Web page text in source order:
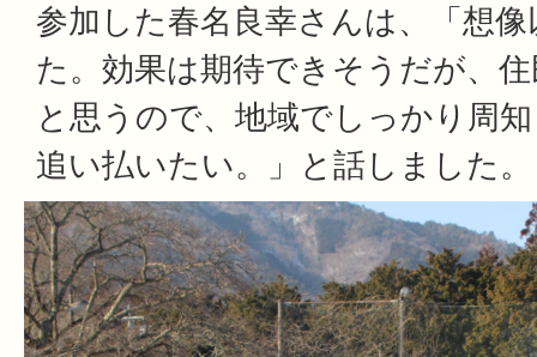
参加した春名良幸さんは、「想
た。効果は期待できそうだが、
と思うので、地域でしっかり周
追い払いたい。」と話しました。